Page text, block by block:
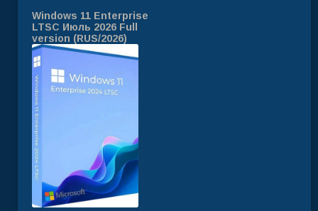
Windows 11 Enterprise
LTSC Июль 2026 Full
version (RUS/2026)